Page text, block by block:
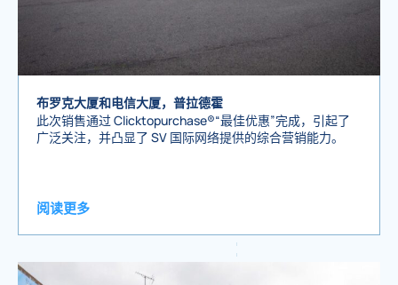
布罗克大厦和电信大厦，普拉德霍
此次销售通过 Clicktopurchase®“最佳优惠”完成，引起了
广泛关注，并凸显了 SV 国际网络提供的综合营销能力。
阅读更多